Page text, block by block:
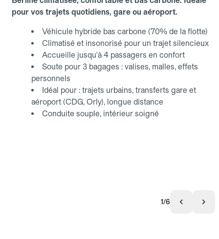
pour vos trajets quotidiens, gare ou aéroport.
Véhicule hybride bas carbone (70% de la flotte)
Climatisé et insonorisé pour un trajet silencieux
Accueille jusqu'à 4 passagers en confort
Soute pour 3 bagages : valises, malles, effets
personnels
Idéal pour : trajets urbains, transferts gare et
aéroport (CDG, Orly), longue distance
Conduite souple, intérieur soigné
1/6